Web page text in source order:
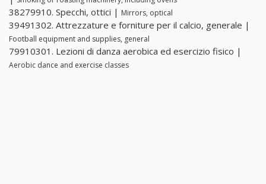
38279910. Specchi, ottici | Mirrors, optical
39491302. Attrezzature e forniture per il calcio, generale |
Football equipment and supplies, general
79910301. Lezioni di danza aerobica ed esercizio fisico |
Aerobic dance and exercise classes